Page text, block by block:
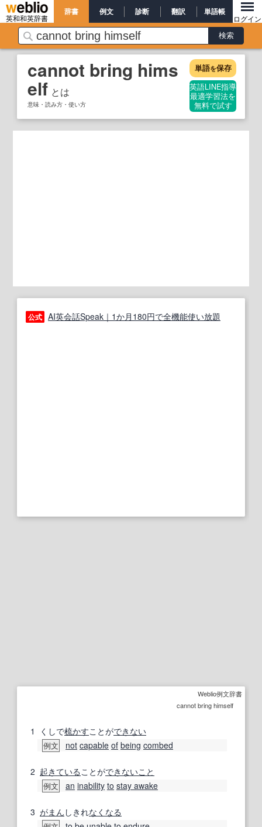
英和和英辞書
辞書 例文 診断 翻訳 単語帳
ログイン
cannot bring hims
elf とは
意味・読み方・使い方
単語を保存
英語LINE指導
最適学習法を
無料で試す
公式 AI英会話Speak｜1か月180円で全機能使い放題
Weblio例文辞書
cannot bring himself
1 くしで梳かすことができない
例文 not capable of being combed
2 起きている ことができないこと
例文 an inability to stay awake
3 がまん しきれなくなる